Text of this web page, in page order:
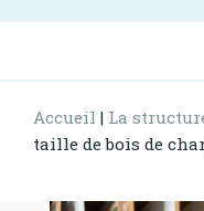
Accueil | La
taille de bois de